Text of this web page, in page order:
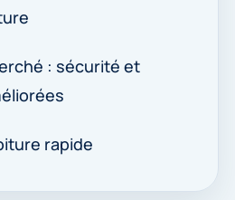
: sécurité et
rapide